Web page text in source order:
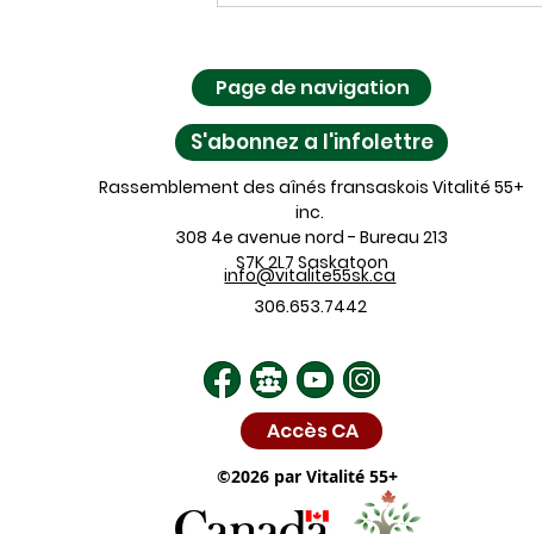
Page de navigation
S'abonnez a l'infolettre
info@vitalite55sk.ca
306.653.7442
Rassemblement des aînés fransaskois Vitalité 55+
inc.
308 4e avenue nord - Bureau 213
S7K 2L7 Saskatoon
Accès CA
©2026 par Vitalité 55+